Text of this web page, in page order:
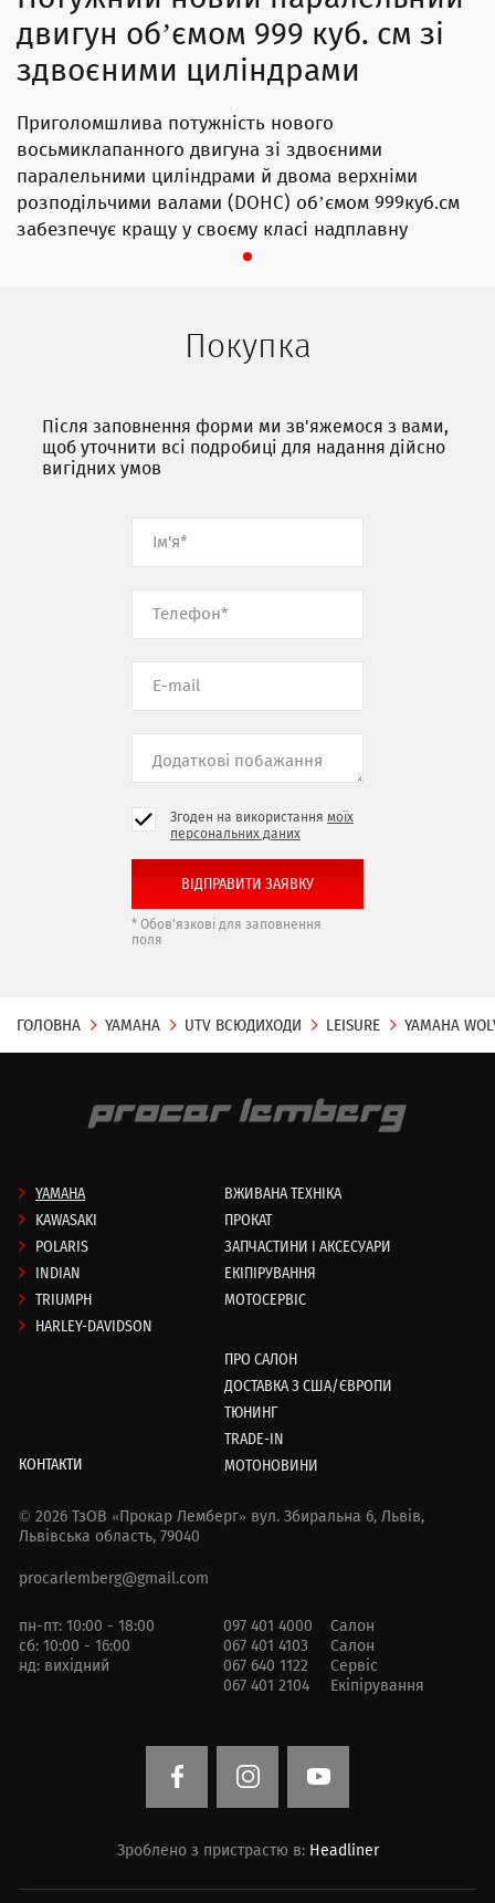
двигун об’ємом 999 куб. см зі
здвоєними циліндрами
Приголомшлива потужність нового
восьмиклапанного двигуна зі здвоєними
паралельними циліндрами й двома верхніми
розподільчими валами (DOHC) об’ємом 999куб.см
забезпечує кращу у своєму класі надплавну
роботу у всьому діапазоні потужності з
риса кожного двигуна Yamaha— легендарні
довговічність і надійність, властиві нашим
абсолютно спокійні.
Покупка
Після заповнення форми ми зв'яжемося з вами,
щоб уточнити всі подробиці для надання дійсно
вигідних умов
Згоден на використання моїх
персональних даних
* Обов'язкові для заповнення
поля
ГОЛОВНА YAMAHA UTV ВСЮДИХОДИ LEISURE YAMAHA
YAMAHA
KAWASAKI
POLARIS
INDIAN
TRIUMPH
HARLEY-DAVIDSON
ВЖИВАНА ТЕХНІКА
ПРОКАТ
ЗАПЧАСТИНИ І АКСЕСУАРИ
ЕКІПІРУВАННЯ
МОТОСЕРВІС
ПРО САЛОН
ДОСТАВКА З США/ЄВРОПИ
ТЮНИНГ
TRADE-IN
МОТОНОВИНИ
КОНТАКТИ
© 2026 ТзОВ «Прокар Лемберг» вул. Збиральна 6, Львів,
Львівська область, 79040
procarlemberg@gmail.com
пн-пт: 10:00 - 18:00
сб: 10:00 - 16:00
нд: вихідний
097 401 4000
Салон
067 401 4103
Салон
067 640 1122
Сервіс
067 401 2104
Екіпірування
Зроблено з пристрастю в: Headliner